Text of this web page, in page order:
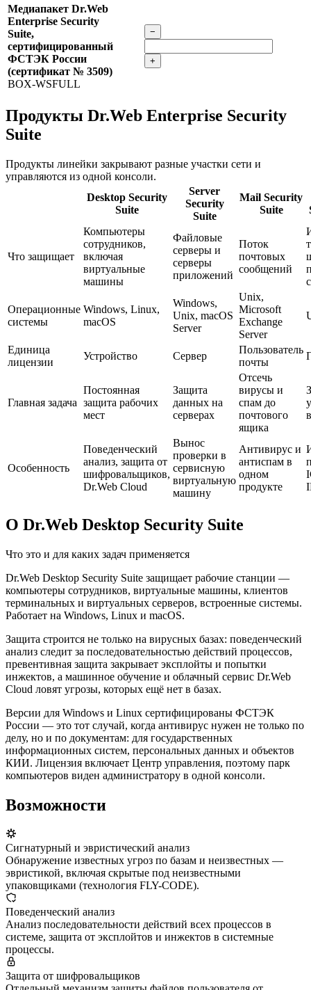
Медиапакет Dr.Web
Enterprise Security
Suite,
сертифицированный
ФСТЭК России
(сертификат № 3509)
BOX-WSFULL
−
+
Продукты Dr.Web Enterprise Security
Suite
Продукты линейки закрывают разные участки сети и
управляются из одной консоли.
Desktop Security
Suite
Server
Security
Suite
Mail Security
Suite
Что защищает
Компьютеры
сотрудников,
включая
виртуальные
машины
Файловые
серверы и
серверы
приложений
Поток
почтовых
сообщений
Операционные
системы
Windows, Linux,
macOS
Windows,
Unix, macOS
Server
Unix,
Microsoft
Exchange
Server
Единица
лицензии
Устройство Сервер
Пользователь
почты
Главная задача
Постоянная
защита рабочих
мест
Защита
данных на
серверах
Отсечь
вирусы и
спам до
почтового
ящика
Особенность
Поведенческий
анализ, защита от
шифровальщиков,
Dr.Web Cloud
Вынос
проверки в
сервисную
виртуальную
машину
Антивирус и
антиспам в
одном
продукте
О Dr.Web Desktop Security Suite
Что это и для каких задач применяется
Dr.Web Desktop Security Suite защищает рабочие станции —
компьютеры сотрудников, виртуальные машины, клиентов
терминальных и виртуальных серверов, встроенные системы.
Работает на Windows, Linux и macOS.
Защита строится не только на вирусных базах: поведенческий
анализ следит за последовательностью действий процессов,
превентивная защита закрывает эксплойты и попытки
инжектов, а машинное обучение и облачный сервис Dr.Web
Cloud ловят угрозы, которых ещё нет в базах.
Версии для Windows и Linux сертифицированы ФСТЭК
России — это тот случай, когда антивирус нужен не только по
делу, но и по документам: для государственных
информационных систем, персональных данных и объектов
КИИ. Лицензия включает Центр управления, поэтому парк
компьютеров виден администратору в одной консоли.
Возможности
Сигнатурный и эвристический анализ
Обнаружение известных угроз по базам и неизвестных —
эвристикой, включая скрытые под неизвестными
упаковщиками (технология FLY-CODE).
Поведенческий анализ
Анализ последовательности действий всех процессов в
системе, защита от эксплойтов и инжектов в системные
процессы.
Защита от шифровальщиков